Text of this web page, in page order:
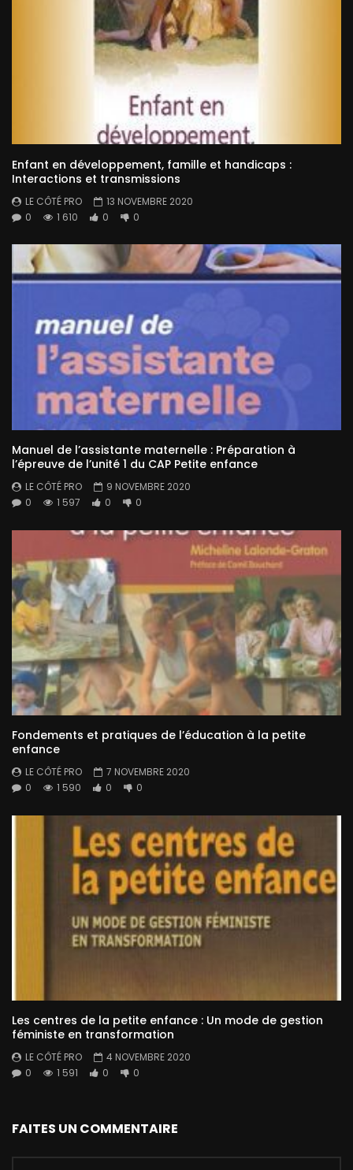
Enfant en développement, famille et handicaps :
Interactions et transmissions
LE CÔTÉ PRO
13 NOVEMBRE 2020
0
1 610 0 0
Manuel de l’assistante maternelle : Préparation à
l’épreuve de l’unité 1 du CAP Petite enfance
LE CÔTÉ PRO
9 NOVEMBRE 2020
0
1 597 0 0
Fondements et pratiques de l’éducation à la petite
enfance
LE CÔTÉ PRO
7 NOVEMBRE 2020
0
1 590 0 0
Les centres de la petite enfance : Un mode de gestion
féministe en transformation
LE CÔTÉ PRO
4 NOVEMBRE 2020
0
1 591 0 0
FAITES UN COMMENTAIRE